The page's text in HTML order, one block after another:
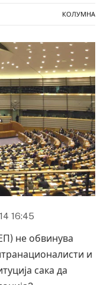
КОЛУМНА
16:45
не обвинува
и
сака да